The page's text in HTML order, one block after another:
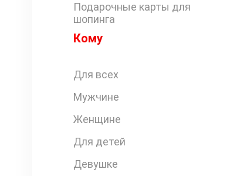
Подарочные карты для
шопинга
Кому
Для всех
Мужчине
Женщине
Для детей
Девушке